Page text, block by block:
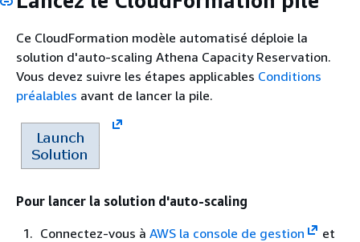
Ce CloudFormation modèle automatisé déploie la
solution d'auto-scaling Athena Capacity Reservation.
Vous devez suivre les étapes applicables Conditions
préalables avant de lancer la pile.
Pour lancer la solution d'auto-scaling
Connectez-vous à AWS la console de gestion
et